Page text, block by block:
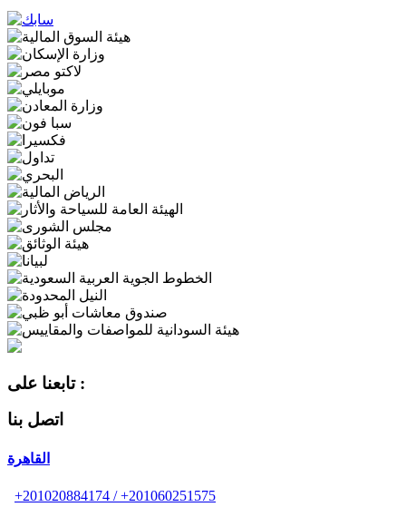
تابعنا على :
اتصل بنا
القاهرة
+201020884174 / +201060251575